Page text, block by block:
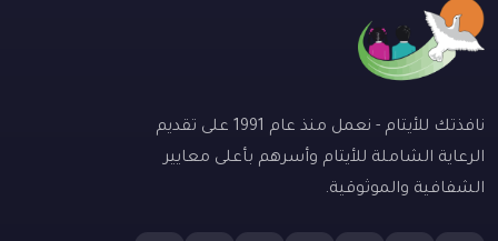
نافذتك للأيتام - نعمل منذ عام 1991 على تقديم
الرعاية الشاملة للأيتام وأسرهم بأعلى معايير
الشفافية والموثوقية.